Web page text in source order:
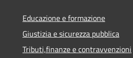
Educazione e formazione
Giustizia e sicurezza pubblica
Tributi,finanze e contravvenzioni